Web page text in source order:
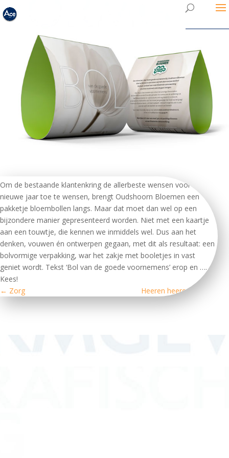
Om de bestaande klantenkring de allerbeste wensen voor het
nieuwe jaar toe te wensen, brengt Oudshoorn Bloemen een
pakketje bloembollen langs. Maar dat moet dan wel op een
bijzondere manier gepresenteerd worden. Niet met een kaartje
aan een touwtje, die kennen we inmiddels wel. Dus aan het
denken, vouwen én ontwerpen gegaan, met dit als resultaat: een
bolvormige verpakking, war het zakje met booletjes in vast
geniet wordt. Tekst ‘Bol van de goede voornemens’ erop en ….
Kees!
← Zorg Heeren heeren toch!